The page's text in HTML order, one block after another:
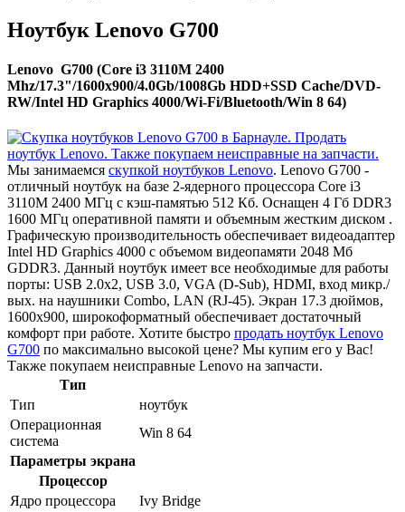
Ноутбук Lenovo G700
Lenovo G700 (Core i3 3110M 2400
Mhz/17.3"/1600x900/4.0Gb/1008Gb HDD+SSD Cache/DVD-
RW/Intel HD Graphics 4000/Wi-Fi/Bluetooth/Win 8 64)
Мы занимаемся скупкой ноутбуков Lenovo. Lenovo G700 -
отличный ноутбук на базе 2-ядерного процессора Core i3
3110M 2400 МГц с кэш-памятью 512 Кб. Оснащен 4 Гб DDR3
1600 МГц оперативной памяти и объемным жестким диском .
Графическую производительность обеспечивает видеоадаптер
Intel HD Graphics 4000 с объемом видеопамяти 2048 Мб
GDDR3. Данный ноутбук имеет все необходимые для работы
порты: USB 2.0x2, USB 3.0, VGA (D-Sub), HDMI, вход микр./
вых. на наушники Combo, LAN (RJ-45). Экран 17.3 дюймов,
1600x900, широкоформатный обеспечивает достаточный
комфорт при работе. Хотите быстро продать ноутбук Lenovo
G700 по максимально высокой цене? Мы купим его у Вас!
Также покупаем неисправные Lenovo на запчасти.
Тип
Тип
ноутбук
Операционная
система
Win 8 64
Параметры экрана
Процессор
Ядро процессора
Ivy Bridge